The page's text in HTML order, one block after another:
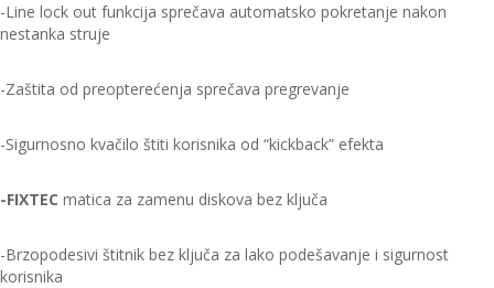
-Line lock out funkcija sprečava automatsko pokretanje nakon
nestanka struje
-Zaštita od preopterećenja sprečava pregrevanje
-Sigurnosno kvačilo štiti korisnika od “kickback” efekta
-FIXTEC matica za zamenu diskova bez ključa
-Brzopodesivi štitnik bez ključa za lako podešavanje i sigurnost
korisnika